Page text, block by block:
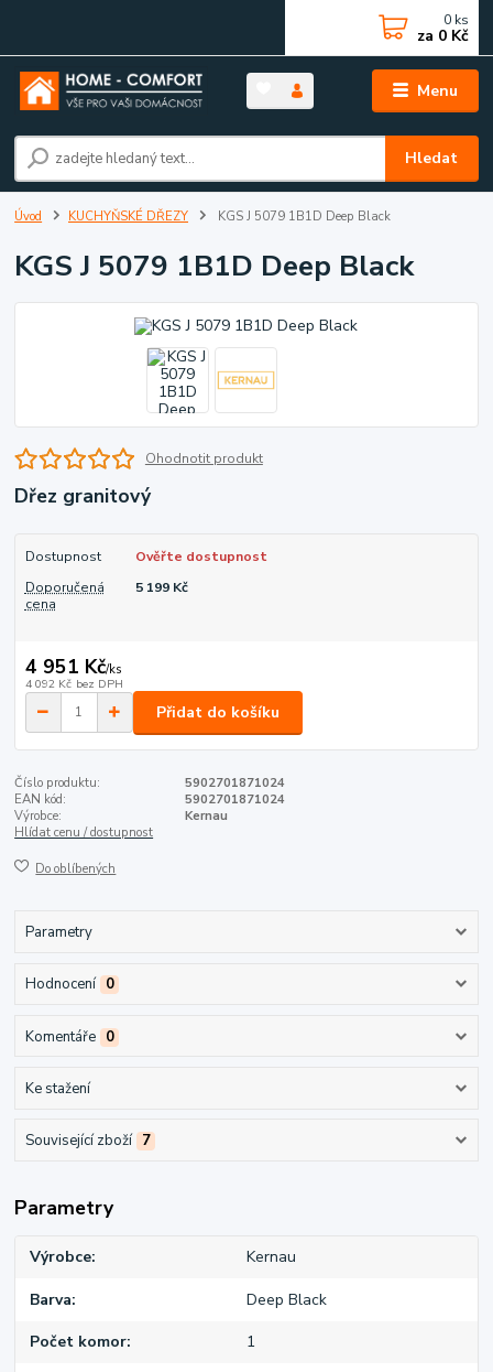
Menu
Hledat
0 ks
za 0 Kč
Úvod KUCHYŇSKÉ DŘEZY KGS J 5079 1B1D Deep Black
KGS J 5079 1B1D Deep Black
Ohodnotit produkt
Dřez granitový
Dostupnost
Ověřte dostupnost
Doporučená
cena
5 199 Kč
4 951 Kč/ks
4 092 Kč bez DPH
Přidat do košíku
Číslo produktu:
5902701871024
EAN kód:
5902701871024
Výrobce:
Kernau
Hlídat cenu / dostupnost
Do oblíbených
Parametry
Hodnocení 0
Komentáře 0
Ke stažení
Související zboží 7
Parametry
Výrobce Kernau
Barva Deep Black
Počet komor 1